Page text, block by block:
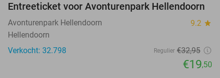
41%
Entreeticket voor Avonturenpark Hellendoorn
Avonturenpark Hellendoorn 9.2 star
Hellendoorn
Verkocht: 32.798
Regulier €32,95
€19,50